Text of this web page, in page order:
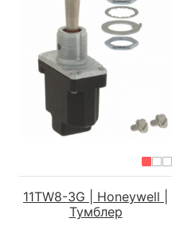
11TW8-3G | Honeywell |
Тумблер